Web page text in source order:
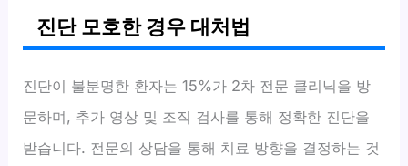
진단 모호한 경우 대처법
진단이 불분명한 환자는 15%가 2차 전문 클리닉을 방
문하며, 추가 영상 및 조직 검사를 통해 정확한 진단을
받습니다. 전문의 상담을 통해 치료 방향을 결정하는 것